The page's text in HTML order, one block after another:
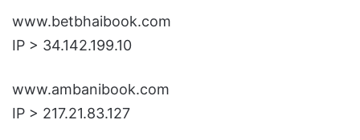
www.betbhaibook.com
IP > 34.142.199.10
www.ambanibook.com
IP > 217.21.83.127